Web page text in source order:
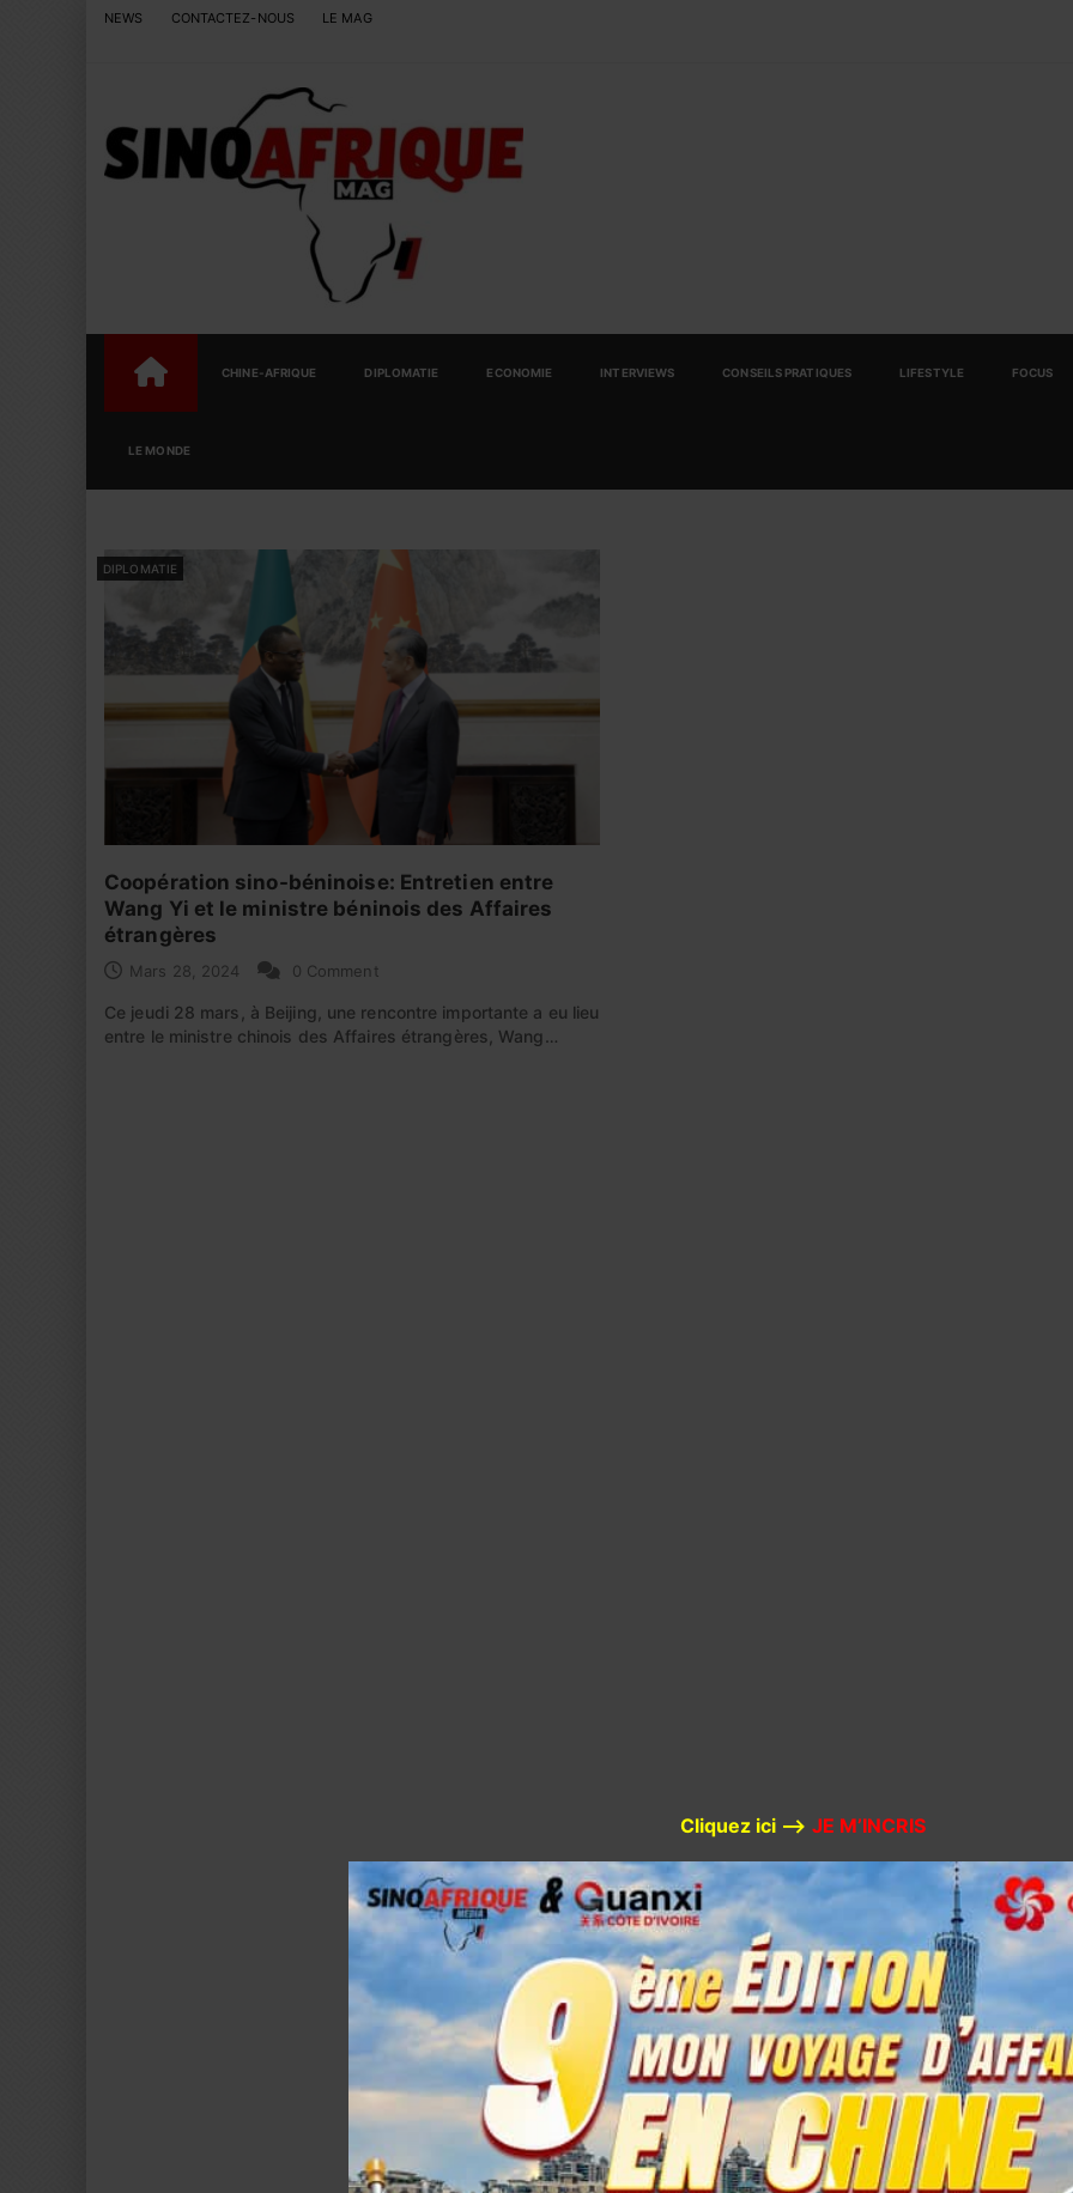
NEWS CONTACTEZ-NOUS LE MAG
CHINE-AFRIQUE DIPLOMATIE ECONOMIE INTERVIEWS CONSEILS PRATIQUES LIFESTYLE FOCUS
LE MONDE
DIPLOMATIE
Coopération sino-béninoise: Entretien entre
Wang Yi et le ministre béninois des Affaires
étrangères
Mars 28, 2024 0 Comment
Ce jeudi 28 mars, à Beijing, une rencontre importante a eu lieu
entre le ministre chinois des Affaires étrangères, Wang…
Cliquez ici –> JE M’INCRIS